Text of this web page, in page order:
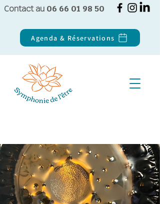
Contact au 06 66 01 98 50
Agenda & Réservations